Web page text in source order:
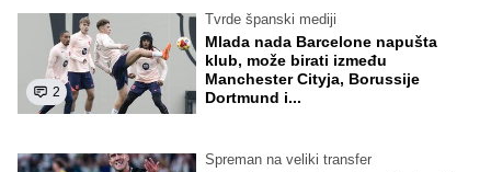
2
Tvrde španski mediji
Mlada nada Barcelone napušta
klub, može birati između
Manchester Cityja, Borussije
Dortmund i...
Spreman na veliki transfer